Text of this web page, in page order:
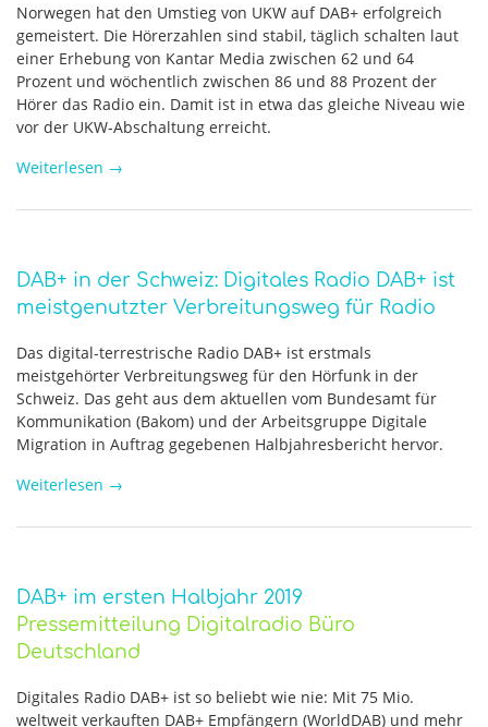
Norwegen hat den Umstieg von UKW auf DAB+ erfolgreich
gemeistert. Die Hörerzahlen sind stabil, täglich schalten laut
einer Erhebung von Kantar Media zwischen 62 und 64
Prozent und wöchentlich zwischen 86 und 88 Prozent der
Hörer das Radio ein. Damit ist in etwa das gleiche Niveau wie
vor der UKW-Abschaltung erreicht.
Weiterlesen →
DAB+ in der Schweiz: Digitales Radio DAB+ ist
meistgenutzter Verbreitungsweg für Radio
Das digital-terrestrische Radio DAB+ ist erstmals
meistgehörter Verbreitungsweg für den Hörfunk in der
Schweiz. Das geht aus dem aktuellen vom Bundesamt für
Kommunikation (Bakom) und der Arbeitsgruppe Digitale
Migration in Auftrag gegebenen Halbjahresbericht hervor.
Weiterlesen →
DAB+ im ersten Halbjahr 2019
Pressemitteilung Digitalradio Büro
Deutschland
Digitales Radio DAB+ ist so beliebt wie nie: Mit 75 Mio.
weltweit verkauften DAB+ Empfängern (WorldDAB) und mehr